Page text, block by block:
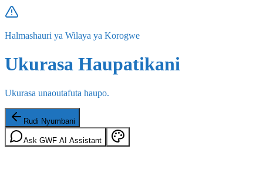
Halmashauri ya Wilaya ya Korogwe
Ukurasa Haupatikani
Ukurasa unaoutafuta haupo.
Rudi Nyumbani
Ask GWF AI Assistant